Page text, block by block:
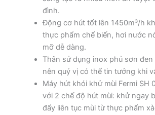
đình.
Động cơ hút tốt lên 1450m³/h
thực phẩm chế biến, hơi nước
mỡ dễ dàng.
Thân sử dụng inox phủ sơn
nên quý vị có thể tin tưởng khi
Máy hút khói khử mùi Fermi SH
với 2 chế độ hút mùi: khử ngay
đẩy liên tục mùi từ thực phẩm